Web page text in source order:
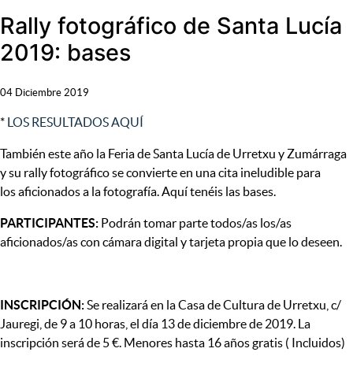
Rally fotográfico de Santa Lucía
2019: bases
04 Diciembre 2019
* LOS RESULTADOS AQUÍ
También este año la Feria de Santa Lucía de Urretxu y Zumárraga
y su rally fotográfico se convierte en una cita ineludible para
los aficionados a la fotografía. Aquí tenéis las bases.
PARTICIPANTES: Podrán tomar parte todos/as los/as
aficionados/as con cámara digital y tarjeta propia que lo deseen.
INSCRIPCIÓN:Se realizará en la Casa de Cultura de Urretxu, c/
Jauregi, de 9 a 10 horas, el día 13 de diciembre de 2019. La
inscripción será de 5 €. Menores hasta 16 años gratis ( Incluidos)